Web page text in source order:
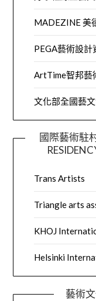
MADEZINE 美
PEGA藝術設計
ArtTime智邦藝
文化部全國藝
國際藝術駐
Trans Artists
Triangle arts
KHOJ
Helsinki
藝術